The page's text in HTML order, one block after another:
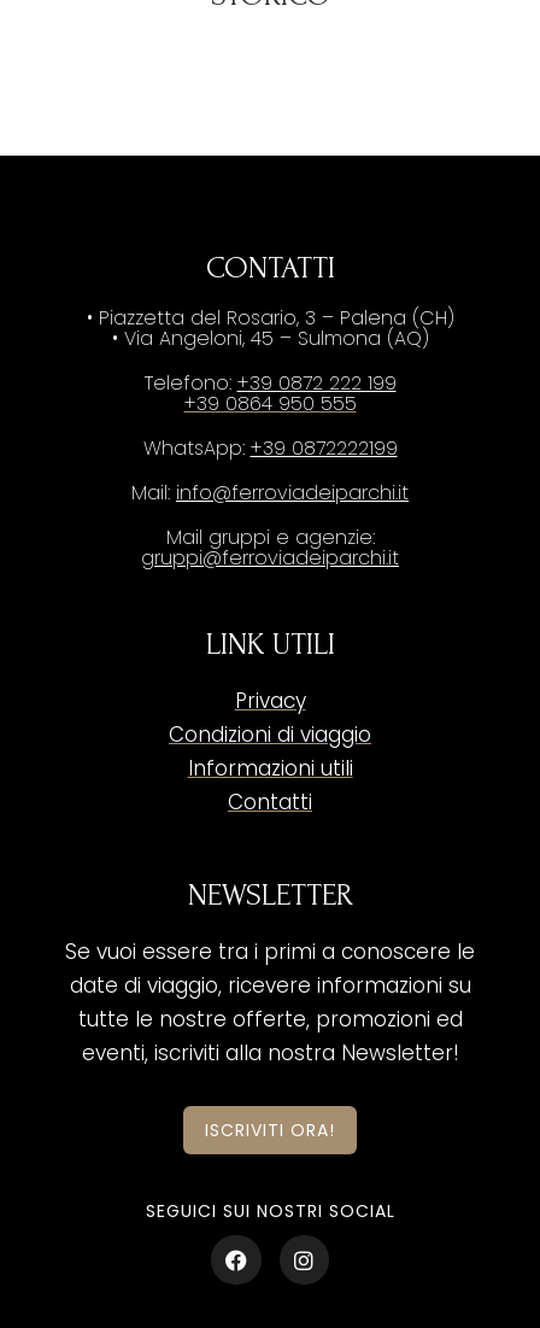
CONTATTI
• Piazzetta del Rosario, 3 – Palena (CH)
• Via Angeloni, 45 – Sulmona (AQ)
Telefono: +39 0872 222 199
+39 0864 950 555
WhatsApp: +39 0872222199
Mail: info@ferroviadeiparchi.it
Mail gruppi e agenzie:
gruppi@ferroviadeiparchi.it
LINK UTILI
Privacy
Condizioni di viaggio
Informazioni utili
Contatti
NEWSLETTER
Se vuoi essere tra i primi a conoscere le
date di viaggio, ricevere informazioni su
tutte le nostre offerte, promozioni ed
eventi, iscriviti alla nostra Newsletter!
ISCRIVITI ORA!
SEGUICI SUI NOSTRI SOCIAL